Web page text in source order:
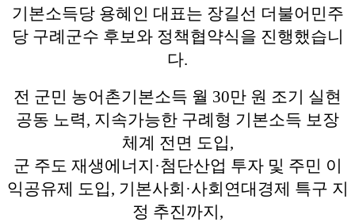
기본소득당 용혜인 대표는 장길선 더불어민주
당 구례군수 후보와 정책협약식을 진행했습니
다.
전 군민 농어촌기본소득 월 30만 원 조기 실현
공동 노력, 지속가능한 구례형 기본소득 보장
체계 전면 도입,
군 주도 재생에너지·첨단산업 투자 및 주민 이
익공유제 도입, 기본사회·사회연대경제 특구 지
정 추진까지,